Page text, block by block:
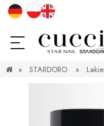
» STARDORO »